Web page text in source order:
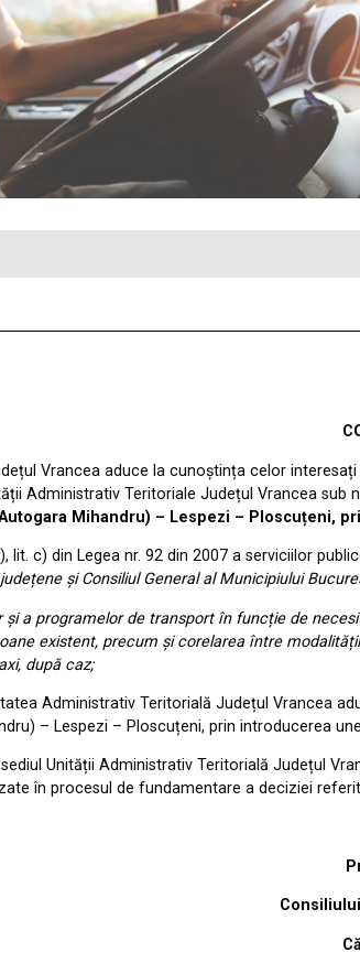
Vrancea aduce la cunoștința celor
Administrativ Teritoriale Județul Vrancea
Mihandru) – Lespezi – Ploscuțeni,
lit. c) din Legea nr. 92 din 2007 a serviciilor
și Consiliul General al Municipiului
a programelor de transport în funcție de
existent, precum și corelarea între
după caz;
Administrativ Teritorială Județul Vrancea
– Lespezi – Ploscuțeni, prin introducerea
Unității Administrativ Teritorială Județul
în procesul de fundamentare a deciziei